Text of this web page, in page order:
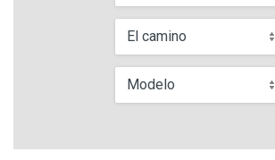
El camino
Modelo